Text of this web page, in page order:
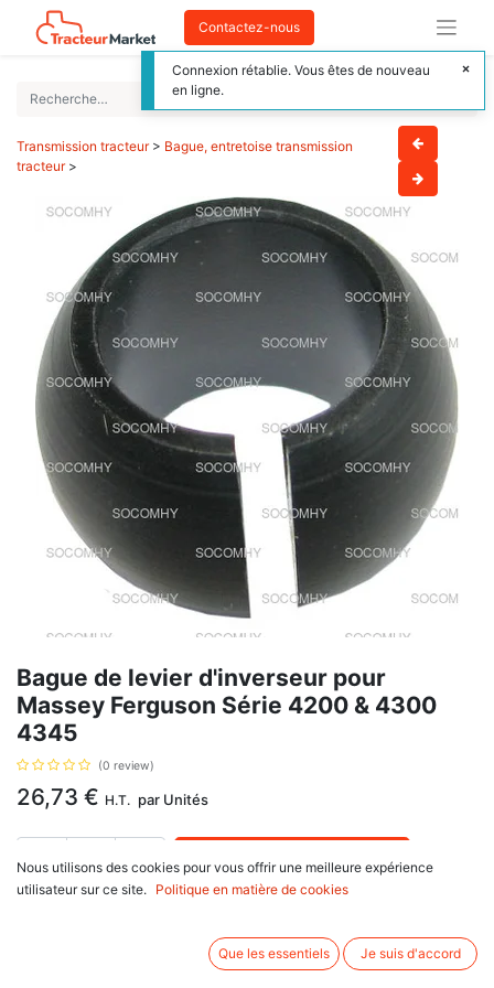
Contactez-nous
Transmission tracteur> Bague, entretoise transmission
tracteur>
Bague de levier d'inverseur pour
Massey Ferguson Série 4200 & 4300
4345
(0 review)
26,73 € H.T. par Unités
AJOUTER AU PANIER
Bague de levier d'inverseur pour Massey Ferguson Série 4200 & 4300
4345, avec pour référence d'origine : 3613813M2. Se monte sur :
Nous utilisons des cookies pour vous offrir une meilleure expérience
utilisateur sur ce site.
Politique en matière de cookies
Que les essentiels Je suis d'accord
Connexion rétablie. Vous êtes de nouveau
en ligne.